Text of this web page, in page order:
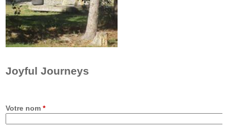
Joyful Journeys
Votre nom*